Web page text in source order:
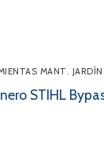
MANT. JARDÍN
STIHL